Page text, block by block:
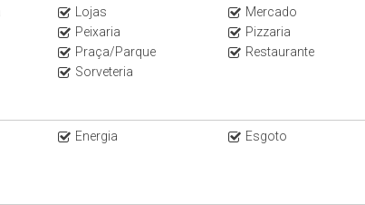
Lojas
Mercado
Peixaria
Pizzaria
Praça/Parque
Restaurante
Sorveteria
Energia
Esgoto